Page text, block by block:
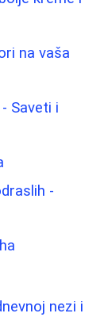
na vaša
Saveti i
-
nezi i